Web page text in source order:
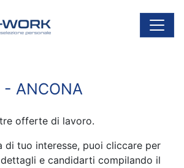
principale
ANCONA
offerte di lavoro.
di tuo interesse, puoi cliccare per
e candidarti compilando il